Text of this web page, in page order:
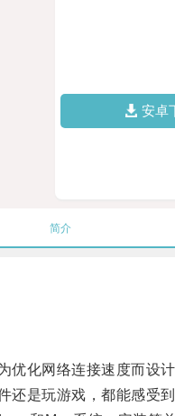
安卓
简介
化网络连接速度而设计
是玩游戏，都能感受到